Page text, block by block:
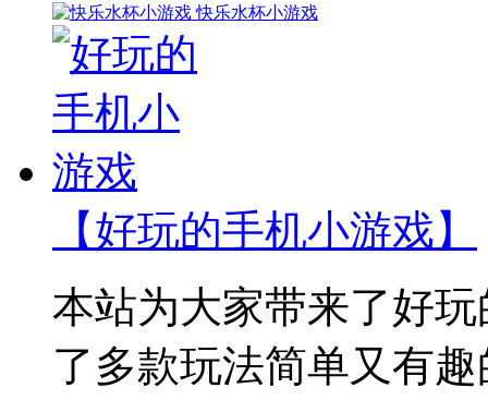
快乐水杯小游戏
【好玩的手机小游戏】
本站为大家带来了好
了多款玩法简单又有